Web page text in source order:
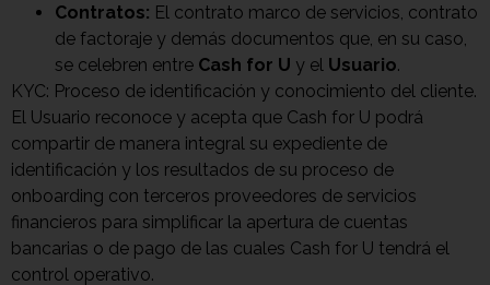
Contratos: El contrato marco de servicios, contrato
de factoraje y demás documentos que, en su caso,
se celebren entre Cash for U y el Usuario.
KYC: Proceso de identificación y conocimiento del cliente.
El Usuario reconoce y acepta que Cash for U podrá
compartir de manera integral su expediente de
identificación y los resultados de su proceso de
onboarding con terceros proveedores de servicios
financieros para simplificar la apertura de cuentas
bancarias o de pago de las cuales Cash for U tendrá el
control operativo.